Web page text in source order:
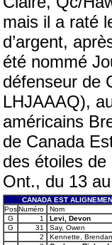
mais il a raté
d’argent,
été nommé
défenseur de
LHJAAAQ),
américains
de Canada
des étoiles
Ont., du 13
CANADA EST
PosNuméro
Nom
G
1
Levi, Devon
G
31
Say, Owen
2
Kennette, Brendan